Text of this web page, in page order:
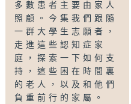
多數患者主要由家人
照顧。今集我們跟隨
一群大學生志願者，
走進這些認知症家
庭，探索一下如何支
持，這些困在時間裏
的老人，以及和他們
負重前行的家屬。